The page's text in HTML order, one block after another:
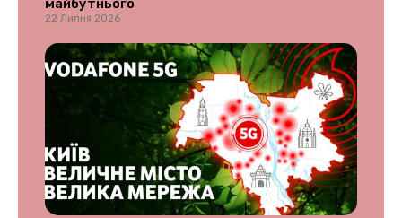
майбутнього
22 Липня 2026